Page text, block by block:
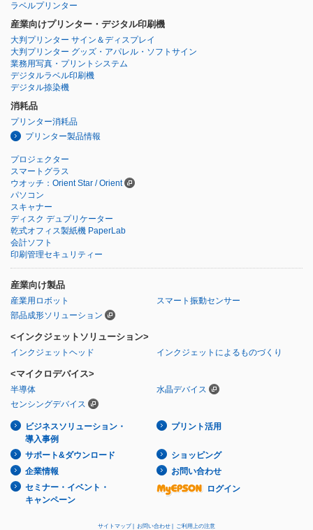
ラベルプリンター
産業向けプリンター・デジタル印刷機
大判プリンター サイン＆ディスプレイ
大判プリンター グッズ・アパレル・ソフトサイン
業務用写真・プリントシステム
デジタルラベル印刷機
デジタル捺染機
消耗品
プリンター消耗品
プリンター製品情報
プロジェクター
スマートグラス
ウオッチ：Orient Star / Orient
パソコン
スキャナー
ディスク デュプリケーター
乾式オフィス製紙機 PaperLab
会計ソフト
印刷管理セキュリティー
産業向け製品
産業用ロボット
スマート振動センサー
部品成形ソリューション
<インクジェットソリューション>
インクジェットヘッド インクジェットによるものづくり
<マイクロデバイス>
半導体
水晶デバイス
センシングデバイス
ビジネスソリューション・
導入事例
プリント活用
サポート&ダウンロード
ショッピング
企業情報
お問い合わせ
セミナー・イベント・
キャンペーン
ログイン
サイトマップ | お問い合わせ | ご利用上の注意